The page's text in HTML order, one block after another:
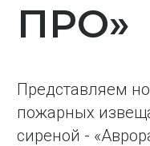
ПРО»
Представляем
пожарных
сиреной -